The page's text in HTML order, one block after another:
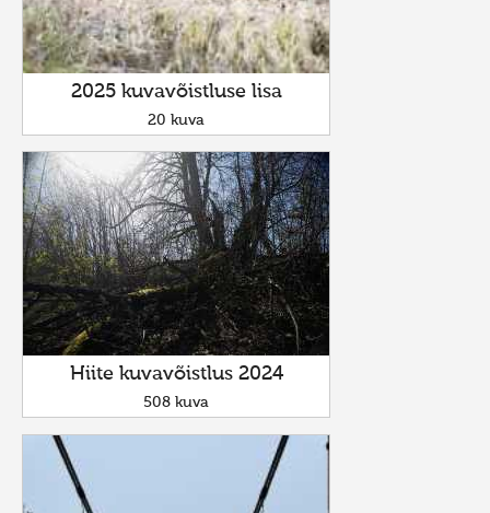
2025 kuvavõistluse lisa
20 kuva
Hiite kuvavõistlus 2024
508 kuva